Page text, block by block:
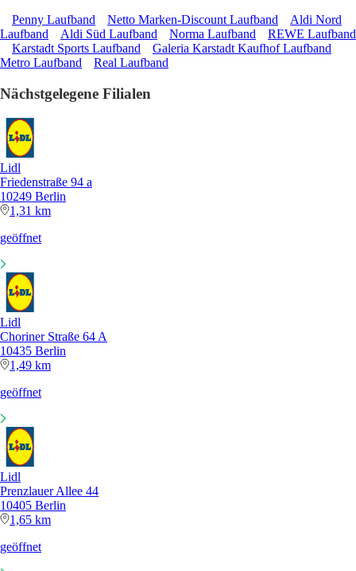
Penny Laufband Netto Marken-Discount Laufband
Aldi Nord
Laufband
Aldi Süd Laufband Norma Laufband
REWE Laufband
Karstadt Sports Laufband
Galeria Karstadt Kaufhof Laufband
Metro Laufband
Real Laufband
Nächstgelegene Filialen
Lidl
Friedenstraße 94 a
10249 Berlin
1,31 km
geöffnet
Lidl
Choriner Straße 64 A
10435 Berlin
1,49 km
geöffnet
Lidl
Prenzlauer Allee 44
10405 Berlin
1,65 km
geöffnet